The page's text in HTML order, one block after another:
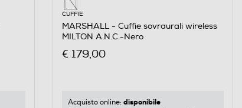
CUFFIE
MARSHALL - Cuffie sovraurali wireless
MILTON A.N.C.-Nero
€ 179,00
Acquisto online: disponibile